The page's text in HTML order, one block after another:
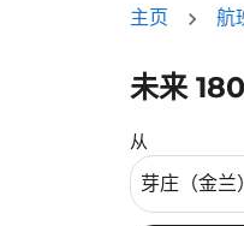
主页 航
未来
从
没有符合您